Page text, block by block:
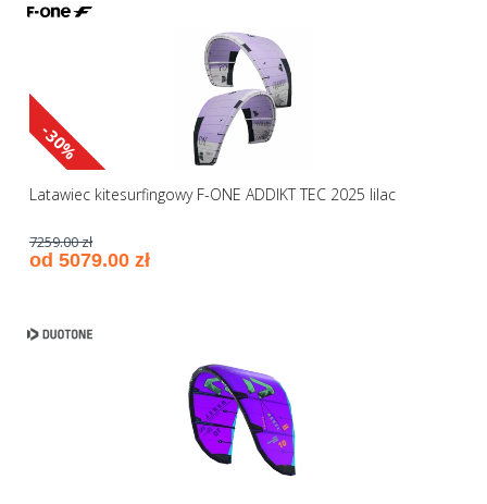
-30%
Latawiec kitesurfingowy F-ONE ADDIKT TEC 2025 lilac
7259.00 zł
od 5079.00 zł